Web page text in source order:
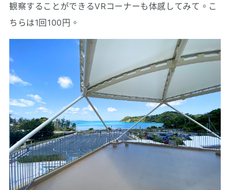
観察することができるVRコーナーも体感してみて。こ
ちらは1回100円。